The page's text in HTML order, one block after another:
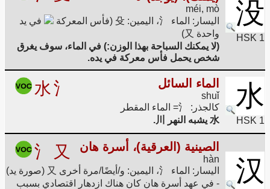
没
HSK 1
méi, mò
اليسار: الماء 氵، اليمين: 殳 (فأس المعركة
في يد
واحدة 又)
(لا يمكنك السباحة بهذا الوزن:) في الماء، سوف يغرق
شخص يحمل فأس معركة في يده.
水
HSK 1
الماء السائل
shuǐ
水氵
كالجذر: 氵= الماء المقطر
水 يشبه النهر 川.
汉
الصينية (العرقية)، أسرة هان
hàn
氵 又
اليسار: الماء 氵، اليمين: و/أيضًا/مرة أخرى 又 (صورة يد)
- في عهد أسرة هان كان هناك ازدهار اقتصادي بسبب